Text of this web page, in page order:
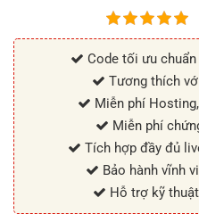
Code tối ưu
Tương thích
Miễn phí
Miễn phí
Tích hợp đầy đủ
Bảo hành vĩnh
Hỗ trợ kỹ